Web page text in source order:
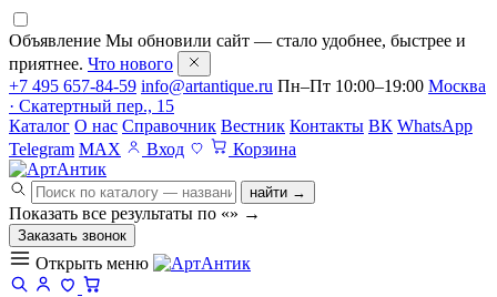
Объявление Мы обновили сайт — стало удобнее, быстрее и
приятнее. Что нового
+7 495 657-84-59 info@artantique.ru Пн–Пт 10:00–19:00 Москва
· Скатертный пер., 15
Каталог О нас Справочник Вестник Контакты ВК WhatsApp
Telegram MAX Вход Корзина
найти →
Показать все результаты по «» →
Заказать звонок
Открыть меню